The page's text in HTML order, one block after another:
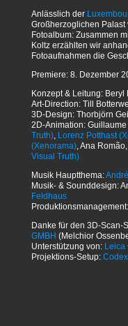
Anlässlich der
Großherzoglichen
Fotoalbum: Zusammen
Koltz erzählten wir
Fotoaufnahmen die
Premiere: 8. Dezember
Konzept & Leitung: Beryl
Art-Direction: Till
3D-Design: Thorbjörn
2D-Animation:
Truth), Lorenz Potthast
(Xenorama), Ana
Visual Truth)
Musik Hauptthema:
Musik- & Sounddesign:
Feldhaus
Danke für den 3D-Scan-
GMBH (Melchior
Unterstützung von: Leica
Projektions-Setup: